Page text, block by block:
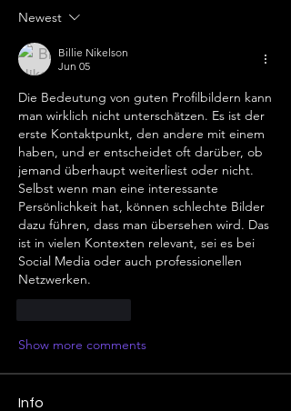
Newest
Billie Nikelson
Jun 05
Die Bedeutung von guten Profilbildern kann
man wirklich nicht unterschätzen. Es ist der
erste Kontaktpunkt, den andere mit einem
haben, und er entscheidet oft darüber, ob
jemand überhaupt weiterliest oder nicht.
Selbst wenn man eine interessante
Persönlichkeit hat, können schlechte Bilder
dazu führen, dass man übersehen wird. Das
ist in vielen Kontexten relevant, sei es bei
Social Media oder auch professionellen
Netzwerken.
Show more comments
Info